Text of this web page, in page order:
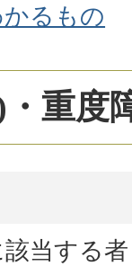
るもの
重度
当する者